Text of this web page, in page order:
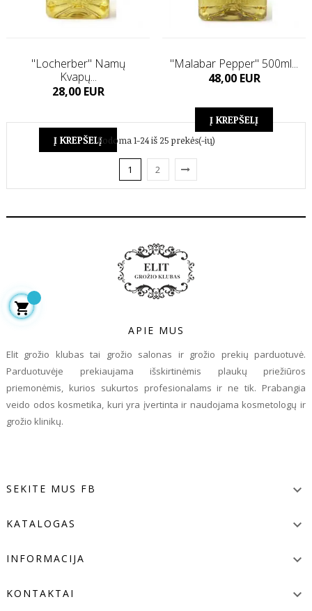
"Locherber" Namų
Kvapų...
Kaina
28,00 EUR
Į KREPŠELĮ
"Malabar Pepper" 500ml...
Kaina
48,00 EUR
Į KREPŠELĮ
Rodoma 1-24 iš 25 prekės(-ių)
1 2
APIE MUS
Elit grožio klubas tai grožio salonas ir grožio prekių parduotuvė.
Parduotuvėje prekiaujama išskirtinėmis plaukų priežiūros
priemonėmis, kurios sukurtos profesionalams ir ne tik. Prabangia
veido odos kosmetika, kuri yra įvertinta ir naudojama kosmetologų ir
grožio klinikų.
SEKITE MUS FB 
KATALOGAS 
INFORMACIJA 
KONTAKTAI 
